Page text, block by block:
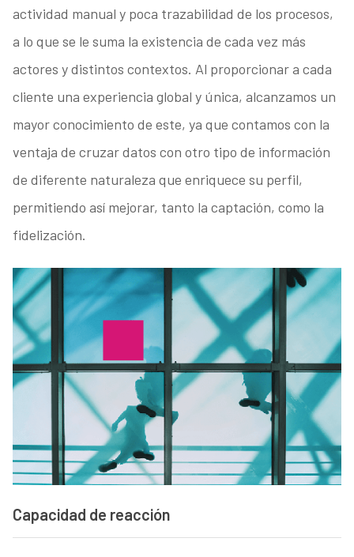
actividad manual y poca trazabilidad de los procesos,
a lo que se le suma la existencia de cada vez más
actores y distintos contextos. Al proporcionar a cada
cliente una experiencia global y única, alcanzamos un
mayor conocimiento de este, ya que contamos con la
ventaja de cruzar datos con otro tipo de información
de diferente naturaleza que enriquece su perfil,
permitiendo así mejorar, tanto la captación, como la
fidelización.
Capacidad de reacción